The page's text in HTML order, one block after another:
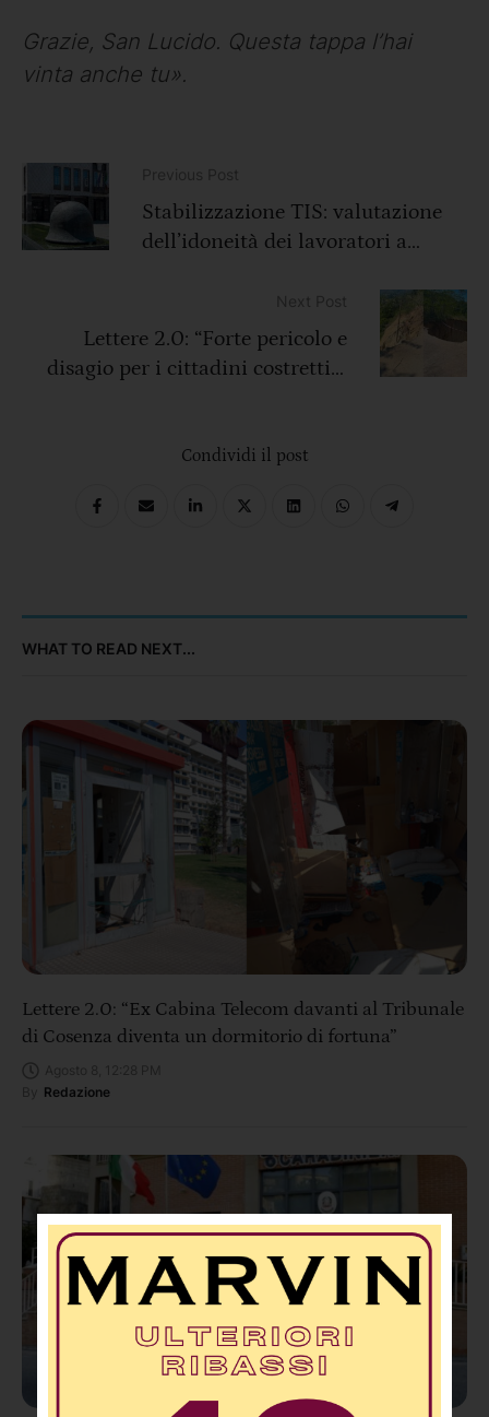
Grazie, San Lucido. Questa tappa l’hai
vinta anche tu».
Stabilizzazione TIS: valutazione
dell’idoneità dei lavoratori a
Lettere 2.0: “Forte pericolo e
disagio per i cittadini costretti a
Condividi il post
WHAT TO READ NEXT...
Lettere 2.0: “Ex Cabina Telecom davanti al Tribunale
di Cosenza diventa un dormitorio di fortuna”
Redazione